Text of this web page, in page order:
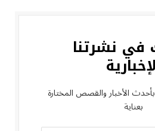
في نشرتنا
الأخبار والقصص المختارة
بعناية